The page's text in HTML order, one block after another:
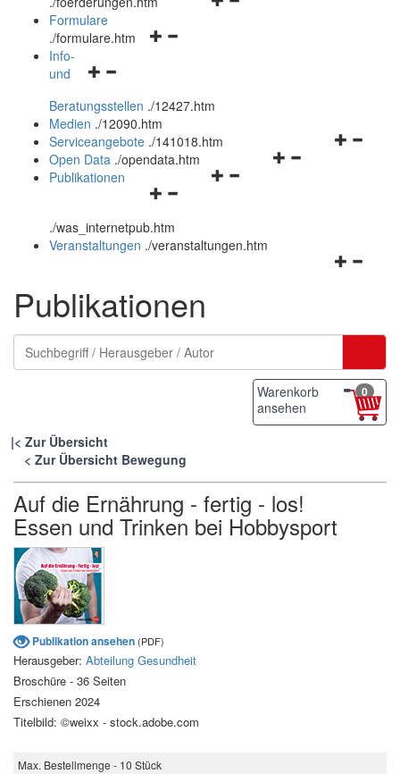
Navigationsmenü
Formulare
./formulare.htm
Navigationsmenü
und
schließen
Info-
und
Beratungsstellen ./12427.htm
Medien ./12090.htm
Navigationsmenü
Serviceangebote ./141018.htm
Navigationsmenü
Open Data ./opendata.htm
Navigationsmenü
und
schließen
Publikationen
./was_internetpub.htm
Veranstaltungen ./veranstaltungen.htm
Publikationen
Warenkorb
ansehen
0
Zur Übersicht
Zur Übersicht Bewegung
Auf die Ernährung - fertig - los!
Essen und Trinken bei Hobbysport
Publikation ansehen (PDF)
Herausgeber: Abteilung Gesundheit
Broschüre - 36 Seiten
Erschienen 2024
Titelbild: ©weixx - stock.adobe.com
Max. Bestellmenge - 10 Stück